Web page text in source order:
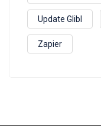
Update Glibl
Zapier